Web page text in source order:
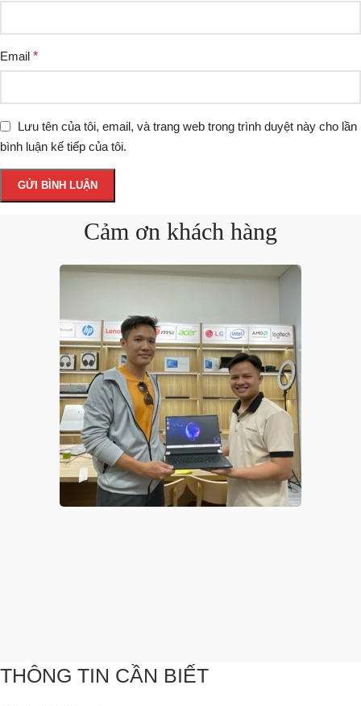
Email *
Lưu tên của tôi, email, và trang web trong trình duyệt này cho lần
bình luận kế tiếp của tôi.
Cảm ơn khách hàng
THÔNG TIN CẦN BIẾT